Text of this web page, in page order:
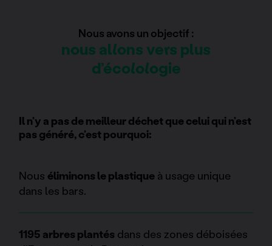
Nous avons un objectif :
nous allons vers plus
d’écolologie
Il n’y a pas de meilleur déchet que celui qui n’est
pas généré, c’est pourquoi:
Nous éliminons le plastique à usage unique
dans les bars.
1195 arbres plantés dans des zones déboisées